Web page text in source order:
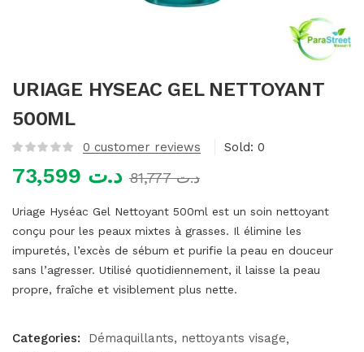
URIAGE HYSEAC GEL NETTOYANT
500ML
0 customer reviews Sold: 0
د.ت د.ت81,777
Uriage Hyséac Gel Nettoyant 500ml est un soin nettoyant
conçu pour les peaux mixtes à grasses. Il élimine les
impuretés, l’excès de sébum et purifie la peau en douceur
sans l’agresser. Utilisé quotidiennement, il laisse la peau
propre, fraîche et visiblement plus nette.
Categories:
Démaquillants, nettoyants visage